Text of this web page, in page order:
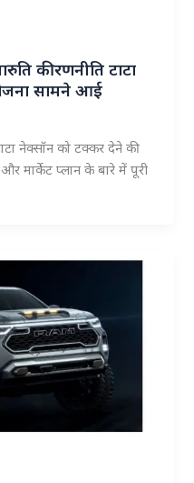
की रणनीति टाटा
सामने आई
नेक्सॉन को टक्कर देने की
मार्केट प्लान के बारे में पूरी